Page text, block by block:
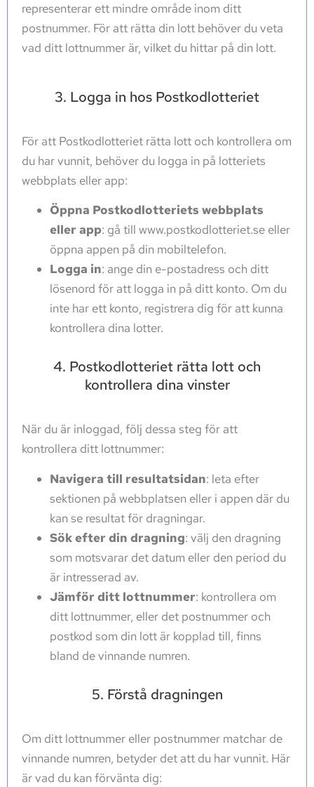
representerar ett mindre område inom ditt
postnummer. För att rätta din lott behöver du veta
vad ditt lottnummer är, vilket du hittar på din lott.
3. Logga in hos Postkodlotteriet
För att Postkodlotteriet rätta lott och kontrollera om
du har vunnit, behöver du logga in på lotteriets
webbplats eller app:
Öppna Postkodlotteriets webbplats
eller app: gå till www.postkodlotteriet.se eller
öppna appen på din mobiltelefon.
Logga in: ange din e-postadress och ditt
lösenord för att logga in på ditt konto. Om du
inte har ett konto, registrera dig för att kunna
kontrollera dina lotter.
4. Postkodlotteriet rätta lott och
kontrollera dina vinster
När du är inloggad, följ dessa steg för att
kontrollera ditt lottnummer:
Navigera till resultatsidan: leta efter
sektionen på webbplatsen eller i appen där du
kan se resultat för dragningar.
Sök efter din dragning: välj den dragning
som motsvarar det datum eller den period du
är intresserad av.
Jämför ditt lottnummer: kontrollera om
ditt lottnummer, eller det postnummer och
postkod som din lott är kopplad till, finns
bland de vinnande numren.
5. Förstå dragningen
Om ditt lottnummer eller postnummer matchar de
vinnande numren, betyder det att du har vunnit. Här
är vad du kan förvänta dig: